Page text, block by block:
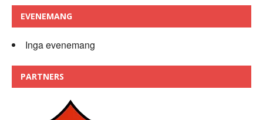
EVENEMANG
Inga evenemang
PARTNERS